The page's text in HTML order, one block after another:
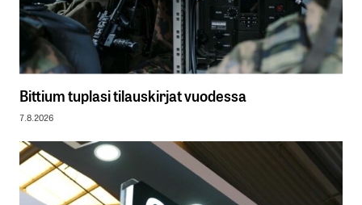
Bittium tuplasi tilauskirjat vuodessa
7.8.2026